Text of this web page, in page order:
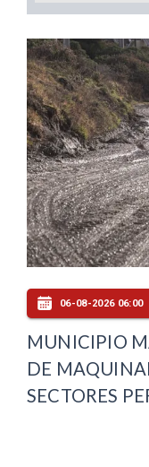
06-08-2026 06:00
MUNICIPIO
DE
SECTORES